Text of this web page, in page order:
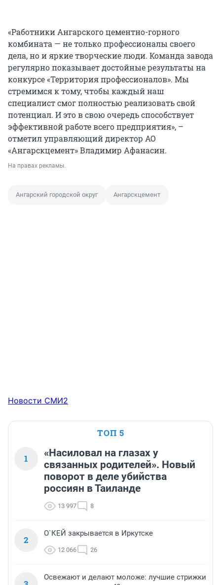
«Работники Ангарского цементно-горного
комбината — не только профессионалы своего
дела, но и яркие творческие люди. Команда завода
регулярно показывает достойные результаты на
конкурсе «Территория профессионалов». Мы
стремимся к тому, чтобы каждый наш
специалист смог полностью реализовать свой
потенциал. И это в свою очередь способствует
эффективной работе всего предприятия», –
отметил управляющий директор АО
«Ангарскцемент» Владимир Афанасин.
На правах рекламы.
Ангарский городской округ Ангарскцемент
Новости СМИ2
ТОП 5
1
«Насиловал на глазах у
связанных родителей». Новый
поворот в деле убийства
россиян в Таиланде
13 997 8
2
О`КЕЙ закрывается в Иркутске
12 066 26
Освежают и делают моложе: лучшие стрижки